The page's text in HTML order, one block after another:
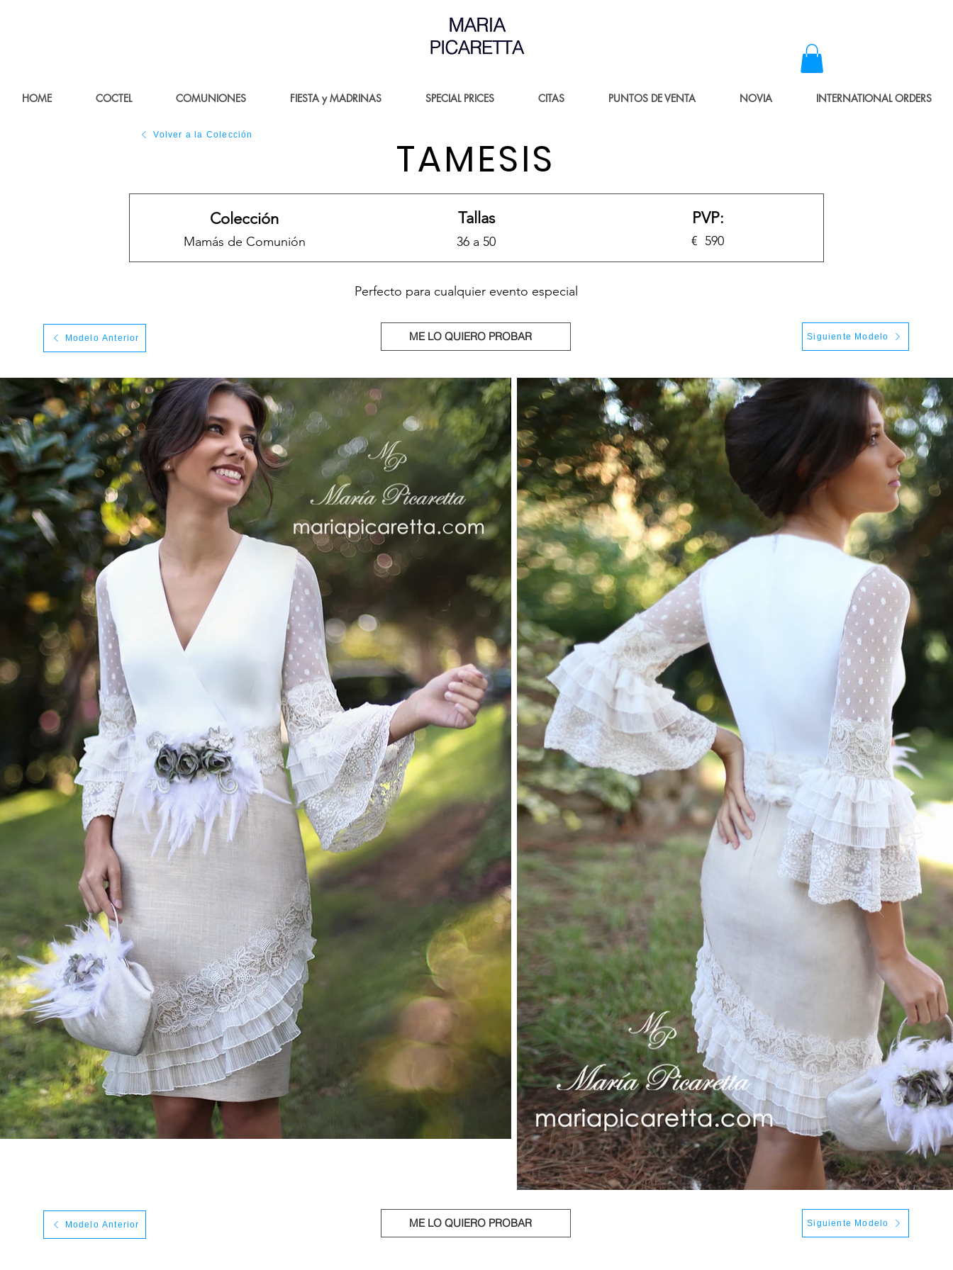
HOME COCTEL COMUNIONES FIESTA y MADRINAS SPECIAL PRICES CITAS PUNTOS DE VENTA NOVIA INTERNATIONAL ORDERS
Volver a la Colección TAMESIS
Colección
Mamás de Comunión
Tallas
36 a 50
PVP:
€ 590
Perfecto para cualquier evento especial
Modelo Anterior ME LO QUIERO PROBAR Siguiente Modelo
Modelo Anterior ME LO QUIERO PROBAR Siguiente Modelo